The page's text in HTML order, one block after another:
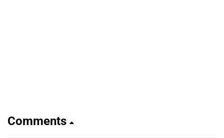
Comments